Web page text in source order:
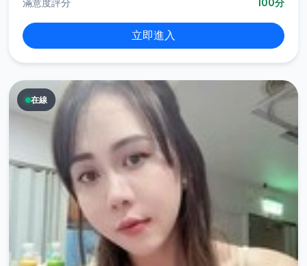
滿意度評分 100分
立即進入
在線